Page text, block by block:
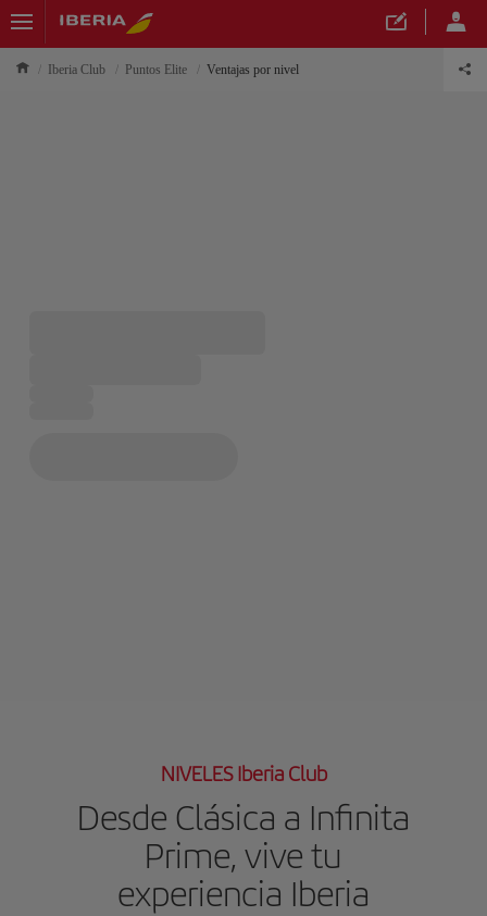
Iberia Club Puntos Elite Ventajas por nivel
NIVELES Iberia Club
Desde Clásica a Infinita
Prime, vive tu
experiencia Iberia